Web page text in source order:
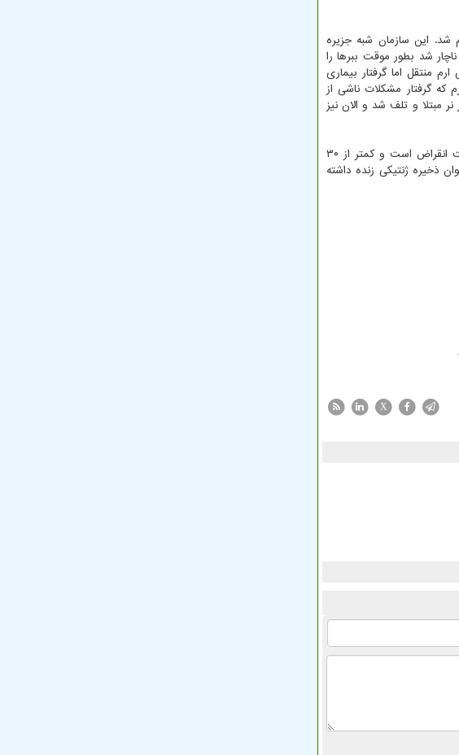
این سازمان شبه جزیره
شد بطور موقت ببرها را
منتقل اما گرفتار بیماری
گرفتار مشکلات ناشی از
مبتلا و تلف شد و الان نیز
انقراض ببر و شیر در ایران به ما این هشدار را می دهد که وقتی هم اکنون یوزپلنگ ایرانی سومین گربه سان در فهرست انقراض است و کمتر از ۳۰
ذخیره ژنتیکی زنده داشته
X